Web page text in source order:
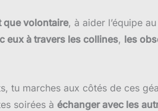
que volontaire, à aider l’équipe
eux à travers les collines, les
tu marches aux côtés de ces
soirées à échanger avec les